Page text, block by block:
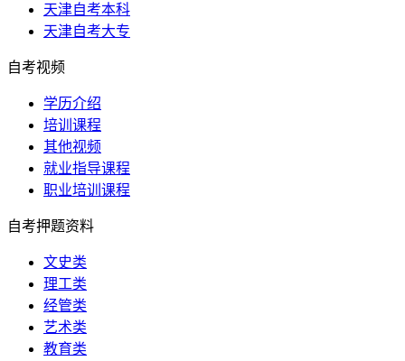
天津自考本科
天津自考大专
自考视频
学历介绍
培训课程
其他视频
就业指导课程
职业培训课程
自考押题资料
文史类
理工类
经管类
艺术类
教育类